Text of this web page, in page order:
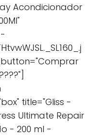
Acondicionador
title="Gliss -
Ultimate Repair
- 200 ml -